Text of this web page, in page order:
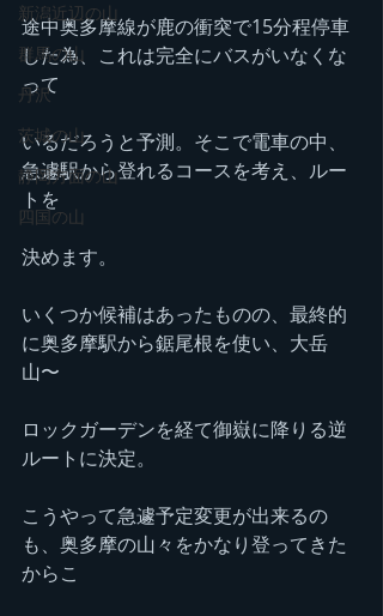
新潟近辺の山
群馬の山
丹沢
茨城の山
静岡方面の山
四国の山
途中奥多摩線が鹿の衝突で15分程停車
した為、これは完全にバスがいなくな
って
いるだろうと予測。そこで電車の中、
急遽駅から登れるコースを考え、ルー
トを
決めます。
いくつか候補はあったものの、最終的
に奥多摩駅から鋸尾根を使い、大岳
山〜
ロックガーデンを経て御嶽に降りる逆
ルートに決定。
こうやって急遽予定変更が出来るの
も、奥多摩の山々をかなり登ってきた
からこ